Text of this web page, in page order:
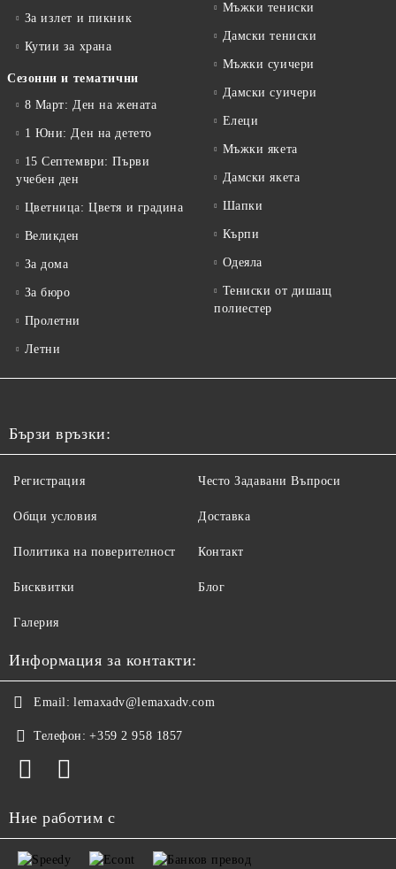
За излет и пикник
Кутии за храна
Сезонни и тематични
8 Март: Ден на жената
1 Юни: Ден на детето
15 Септември: Първи
учебен ден
Цветница: Цветя и градина
Великден
За дома
За бюро
Пролетни
Летни
Мъжки тениски
Дамски тениски
Мъжки суичери
Дамски суичери
Елеци
Мъжки якета
Дамски якета
Шапки
Кърпи
Одеяла
Тениски от дишащ
полиестер
Бързи връзки:
Регистрация
Общи условия
Политика на поверителност
Бисквитки
Често Задавани Въпроси
Доставка
Контакт
Блог
Галерия
Информация за контакти:
Email: lemaxadv@lemaxadv.com
Телефон: +359 2 958 1857
Ние работим с